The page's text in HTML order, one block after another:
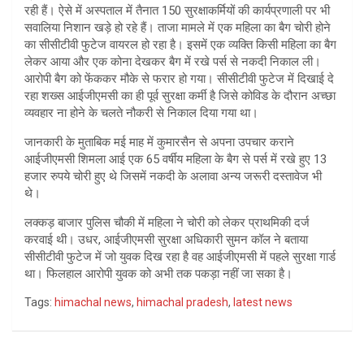
रही हैं। ऐसे में अस्पताल में तैनात 150 सुरक्षाकर्मियों की कार्यप्रणाली पर भी
सवालिया निशान खड़े हो रहे हैं। ताजा मामले में एक महिला का बैग चोरी होने
का सीसीटीवी फुटेज वायरल हो रहा है। इसमें एक व्यक्ति किसी महिला का बैग
लेकर आया और एक कोना देखकर बैग में रखे पर्स से नकदी निकाल ली।
आरोपी बैग को फेंककर मौके से फरार हो गया। सीसीटीवी फुटेज में दिखाई दे
रहा शख्स आईजीएमसी का ही पूर्व सुरक्षा कर्मी है जिसे कोविड के दौरान अच्छा
व्यवहार ना होने के चलते नौकरी से निकाल दिया गया था।
जानकारी के मुताबिक मई माह में कुमारसैन से अपना उपचार कराने
आईजीएमसी शिमला आई एक 65 वर्षीय महिला के बैग से पर्स में रखे हुए 13
हजार रुपये चोरी हुए थे जिसमें नकदी के अलावा अन्य जरूरी दस्तावेज भी
थे।
लक्कड़ बाजार पुलिस चौकी में महिला ने चोरी को लेकर प्राथमिकी दर्ज
करवाई थी। उधर, आईजीएमसी सुरक्षा अधिकारी सुमन कॉल ने बताया
सीसीटीवी फुटेज में जो युवक दिख रहा है वह आईजीएमसी में पहले सुरक्षा गार्ड
था। फिलहाल आरोपी युवक को अभी तक पकड़ा नहीं जा सका है।
Tags: himachal news, himachal pradesh, latest news